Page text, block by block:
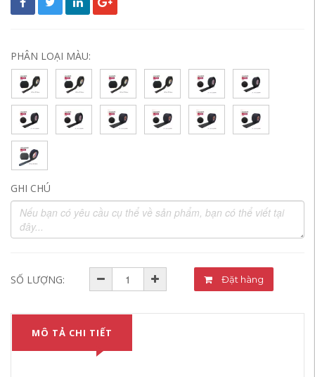
PHÂN LOẠI MÀU:
GHI CHÚ
SỐ LƯỢNG: Đặt hàng
MÔ TẢ CHI TIẾT